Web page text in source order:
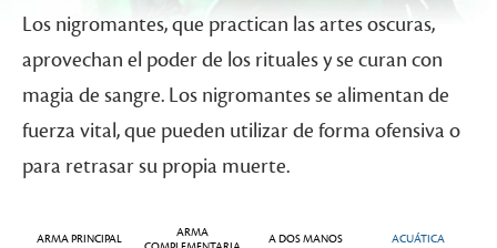
Los nigromantes, que practican las artes oscuras,
aprovechan el poder de los rituales y se curan con
magia de sangre. Los nigromantes se alimentan de
fuerza vital, que pueden utilizar de forma ofensiva o
para retrasar su propia muerte.
ARMA PRINCIPAL
ARMA
A DOS MANOS ACUÁTICA